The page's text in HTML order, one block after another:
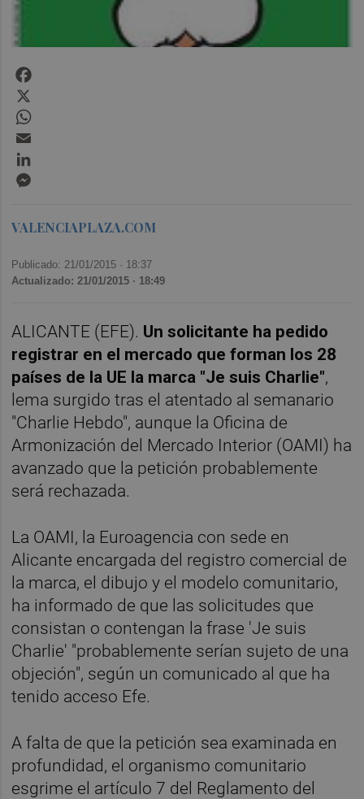
VALENCIAPLAZA.COM
Publicado: 21/01/2015 · 18:37
Actualizado: 21/01/2015 · 18:49
ALICANTE (EFE). Un solicitante ha pedido
registrar en el mercado que forman los 28
países de la UE la marca "Je suis Charlie",
lema surgido tras el atentado al semanario
"Charlie Hebdo", aunque la Oficina de
Armonización del Mercado Interior (OAMI) ha
avanzado que la petición probablemente
será rechazada.
La OAMI, la Euroagencia con sede en
Alicante encargada del registro comercial de
la marca, el dibujo y el modelo comunitario,
ha informado de que las solicitudes que
consistan o contengan la frase 'Je suis
Charlie' "probablemente serían sujeto de una
objeción", según un comunicado al que ha
tenido acceso Efe.
A falta de que la petición sea examinada en
profundidad, el organismo comunitario
esgrime el artículo 7 del Reglamento del